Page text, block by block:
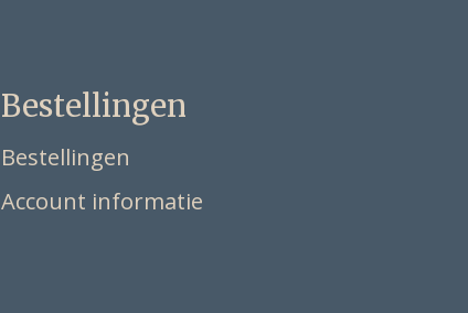
Bestellingen
Bestellingen
Account informatie